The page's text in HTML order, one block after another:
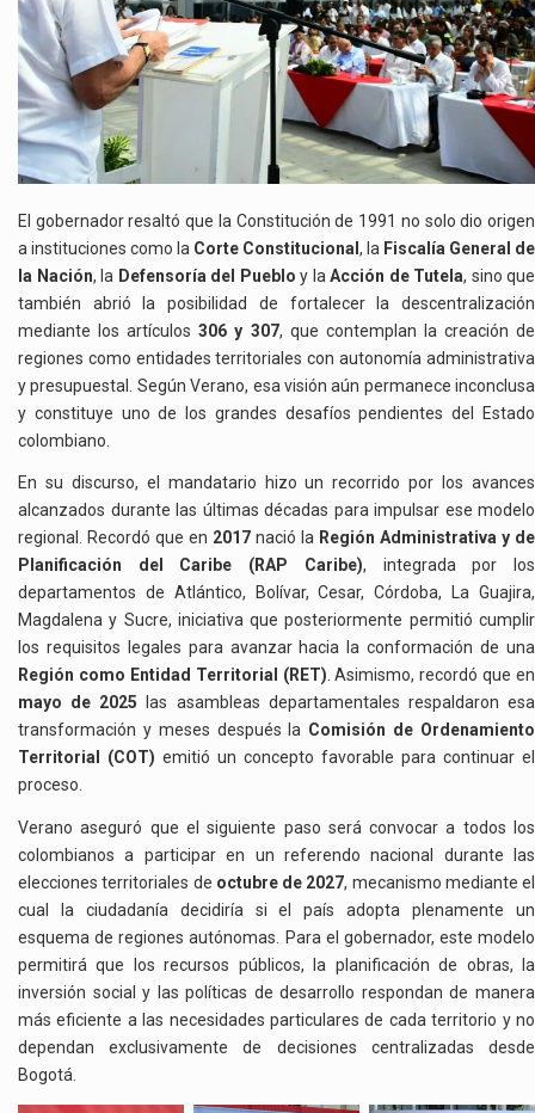
El gobernador resaltó que la Constitución de 1991 no solo dio origen
a instituciones como la Corte Constitucional , la Fiscalía General de
la Nación, la Defensoría del Pueblo y la Acción de Tutela, sino que
también abrió la posibilidad de fortalecer la descentralización
mediante los artículos306 y 307, que contemplan la creación de
regiones como entidades territoriales con autonomía administrativa
y presupuestal. Según Verano, esa visión aún permanece inconclusa
y constituye uno de los grandes desafíos pendientes del Estado
colombiano.
En su discurso, el mandatario hizo un recorrido por los avances
alcanzados durante las últimas décadas para impulsar ese modelo
regional. Recordó que en 2017 nació la Región Administrativa y de
Planificación del Caribe (RAP Caribe), integrada por los
departamentos de Atlántico, Bolívar, Cesar, Córdoba, La Guajira,
Magdalena y Sucre, iniciativa que posteriormente permitió cumplir
los requisitos legales para avanzar hacia la conformación de una
Región como Entidad Territorial (RET). Asimismo, recordó que en
mayo de 2025 las asambleas departamentales respaldaron esa
transformación y meses después la Comisión de Ordenamiento
Territorial (COT) emitió un concepto favorable para continuar el
proceso.
Verano aseguró que el siguiente paso será convocar a todos los
colombianos a participar en un referendo nacional durante las
elecciones territoriales de octubre de 2027, mecanismo mediante el
cual la ciudadanía decidiría si el país adopta plenamente un
esquema de regiones autónomas. Para el gobernador, este modelo
permitirá que los recursos públicos, la planificación de obras, la
inversión social y las políticas de desarrollo respondan de manera
más eficiente a las necesidades particulares de cada territorio y no
dependan exclusivamente de decisiones centralizadas desde
Bogotá.